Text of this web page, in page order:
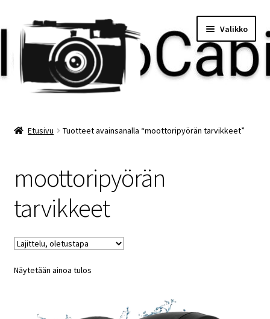
Siirry
navigointiin
Siirry
sisältöön
Valikko
Minun tilini
Ostoskori
Etusivu Tuotteet avainsanalla “moottoripyörän tarvikkeet”
moottoripyörän
tarvikkeet
Näytetään ainoa tulos